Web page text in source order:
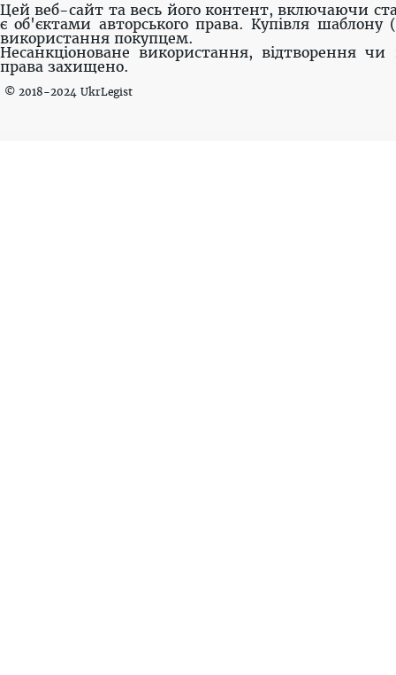
Цей веб-сайт та весь його контент, включаючи
є об'єктами авторського права. Купівля шаблону
використання покупцем.
Несанкціоноване використання, відтворення
права захищено.
© 2018-2024 UkrLegist